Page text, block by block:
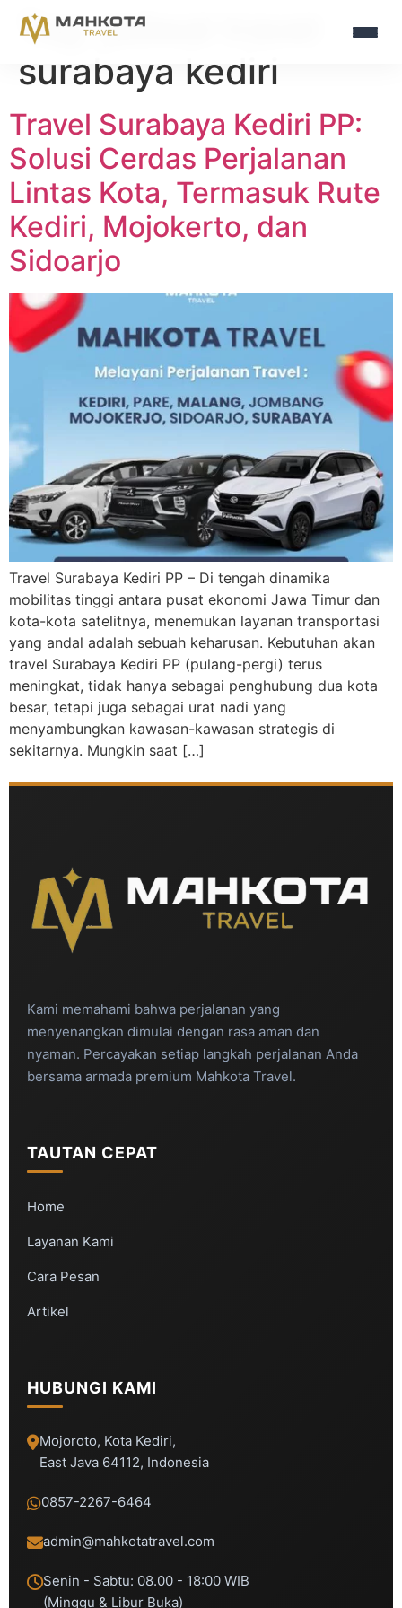
Tag:jadwal travel
surabaya kediri
Travel Surabaya Kediri PP:
Solusi Cerdas Perjalanan
Lintas Kota, Termasuk Rute
Kediri, Mojokerto, dan
Sidoarjo
Travel Surabaya Kediri PP – Di tengah dinamika
mobilitas tinggi antara pusat ekonomi Jawa Timur dan
kota-kota satelitnya, menemukan layanan transportasi
yang andal adalah sebuah keharusan. Kebutuhan akan
travel Surabaya Kediri PP (pulang-pergi) terus
meningkat, tidak hanya sebagai penghubung dua kota
besar, tetapi juga sebagai urat nadi yang
menyambungkan kawasan-kawasan strategis di
sekitarnya. Mungkin saat […]
Kami memahami bahwa perjalanan yang
menyenangkan dimulai dengan rasa aman dan
nyaman. Percayakan setiap langkah perjalanan Anda
bersama armada premium Mahkota Travel.
TAUTAN CEPAT
Home
Layanan Kami
Cara Pesan
Artikel
HUBUNGI KAMI
Mojoroto, Kota Kediri,
East Java 64112, Indonesia
0857-2267-6464
admin@mahkotatravel.com
Senin - Sabtu: 08.00 - 18:00 WIB
(Minggu & Libur Buka)